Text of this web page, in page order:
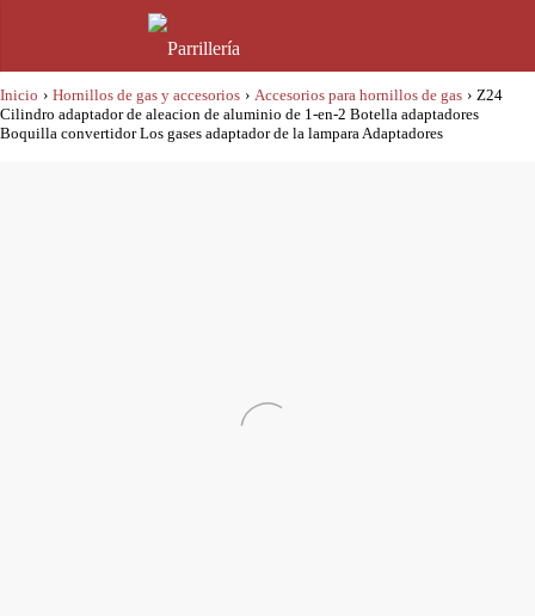
Inicio › Hornillos de gas y accesorios › Accesorios para hornillos de gas › Z24
Cilindro adaptador de aleacion de aluminio de 1-en-2 Botella adaptadores
Boquilla convertidor Los gases adaptador de la lampara Adaptadores